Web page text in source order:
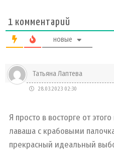
1 комментарий
новые
Татьяна Лаптева
28.03.2023 02:30
Я просто в восторге от
лаваша с крабовыми
прекрасный идеальный